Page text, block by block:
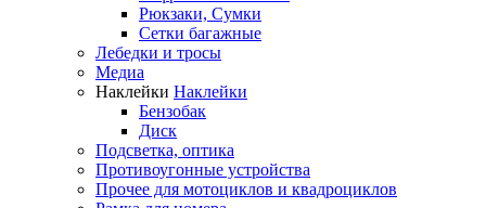
Рюкзаки, Сумки
Сетки багажные
Лебедки и тросы
Медиа
Наклейки Наклейки
Бензобак
Диск
Подсветка, оптика
Противоугонные устройства
Прочее для мотоциклов и квадроциклов